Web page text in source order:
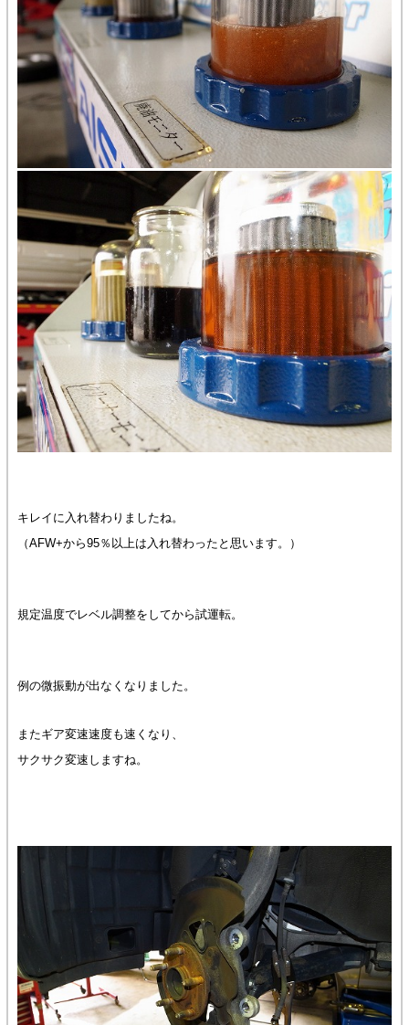
キレイに入れ替わりましたね。
（AFW+から95％以上は入れ替わったと思います。）
規定温度でレベル調整をしてから試運転。
例の微振動が出なくなりました。
またギア変速速度も速くなり、
サクサク変速しますね。